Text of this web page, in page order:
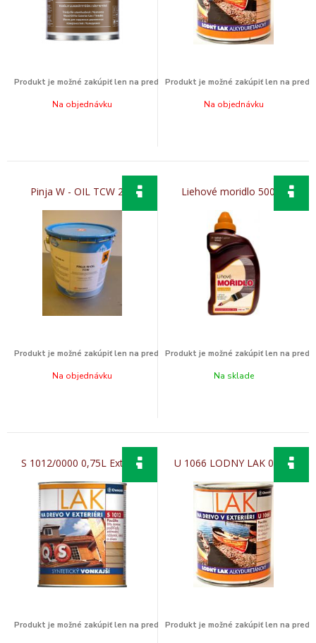
Na objednávku Na objednávku
Pinja W - OIL TCW 2,7l
Na objednávku
Liehové moridlo 500ml
Na sklade
S 1012/0000 0,75L Exterier U 1066 LODNY LAK 0,75L